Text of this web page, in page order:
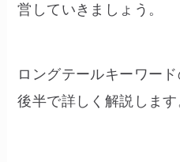
営していきましょう。
ロングテールキーワー
後半で詳しく解説します